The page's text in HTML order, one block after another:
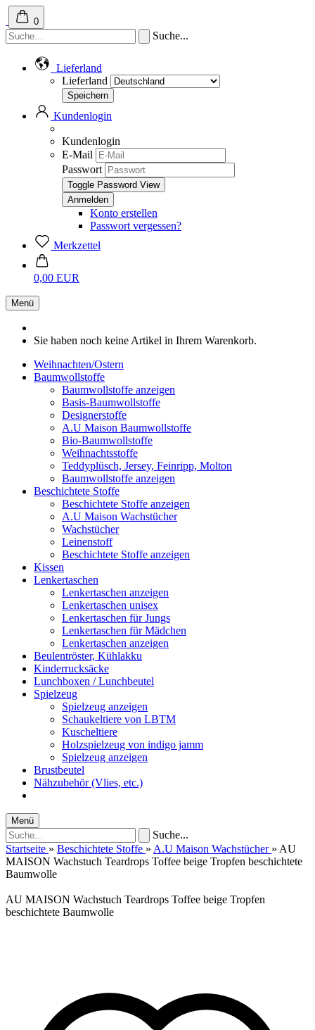
0
Suche...
Lieferland
Lieferland
Kundenlogin
Kundenlogin
E-Mail
Passwort
Toggle Password View
Konto erstellen
Passwort vergessen?
Merkzettel
0,00 EUR
Menü
Sie haben noch keine Artikel in Ihrem Warenkorb.
Weihnachten/Ostern
Baumwollstoffe
Baumwollstoffe anzeigen
Basis-Baumwollstoffe
Designerstoffe
A.U Maison Baumwollstoffe
Bio-Baumwollstoffe
Weihnachtsstoffe
Teddyplüsch, Jersey, Feinripp, Molton
Baumwollstoffe anzeigen
Beschichtete Stoffe
Beschichtete Stoffe anzeigen
A.U Maison Wachstücher
Wachstücher
Leinenstoff
Beschichtete Stoffe anzeigen
Kissen
Lenkertaschen
Lenkertaschen anzeigen
Lenkertaschen unisex
Lenkertaschen für Jungs
Lenkertaschen für Mädchen
Lenkertaschen anzeigen
Beulentröster, Kühlakku
Kinderrucksäcke
Lunchboxen / Lunchbeutel
Spielzeug
Spielzeug anzeigen
Schaukeltiere von LBTM
Kuscheltiere
Holzspielzeug von indigo jamm
Spielzeug anzeigen
Brustbeutel
Nähzubehör (Vlies, etc.)
Menü
Suche...
Startseite » Beschichtete Stoffe » A.U Maison Wachstücher » AU
MAISON Wachstuch Teardrops Toffee beige Tropfen beschichtete
Baumwolle
AU MAISON Wachstuch Teardrops Toffee beige Tropfen
beschichtete Baumwolle